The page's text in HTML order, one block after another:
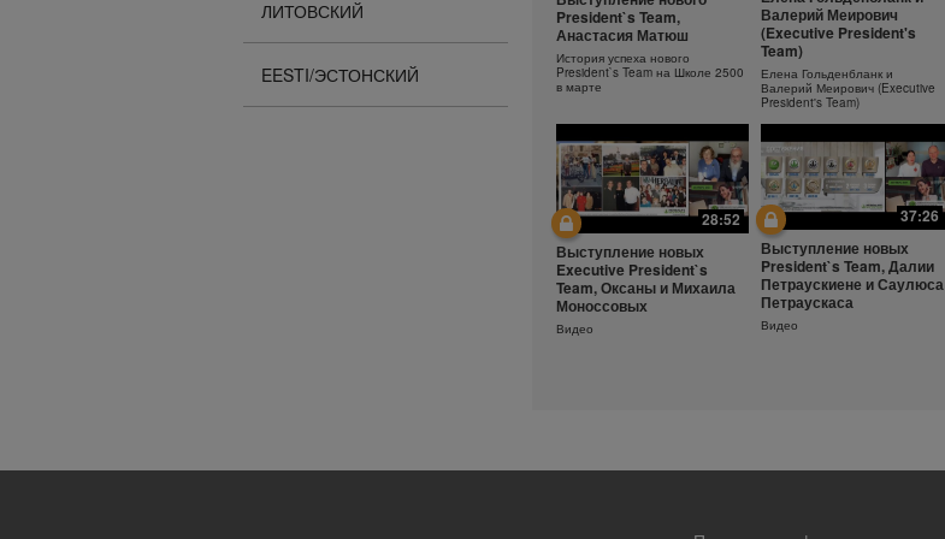
ЛИТОВСКИЙ
EESTI/ЭСТОНСКИЙ
Защита от солнца.
Важность SPF-фактора
Защищающий крем с SPF30
Herbalife SKIN
Ежедневный
увлажняющий крем
Узнайте больше об уходе за
кожей!
President`s Team,
Анастасия Матюш
История успеха нового
President`s Team на Школе 2500
в марте
Валерий Меирович
(Executive President's
Team)
Елена Гольденбланк и
Валерий Меирович (Executive
President's Team)
28:52
Выступление новых
Executive President`s
Team, Оксаны и Михаила
Моноссовых
Видео
37:26
Выступление новых
President`s Team, Далии
Петраускиене и Саулюса
Петраускаса
Видео